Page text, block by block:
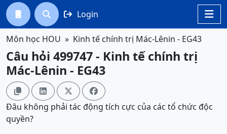

  Login
Môn học HOU Kinh tế chính trị Mác-Lênin - EG43
Câu hỏi 499747 - Kinh tế chính trị
Mác-Lênin - EG43
   
Đâu không phải tác động tích cực của các tổ chức độc
quyền?